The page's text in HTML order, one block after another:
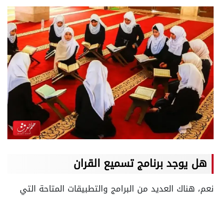
هل يوجد برنامج تسميع القران
نعم، هناك العديد من البرامج والتطبيقات المتاحة التي